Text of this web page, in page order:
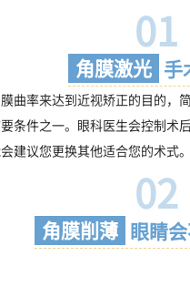
01
角膜激光 手
曲率来达到近视矫正的目的
条件之一。眼科医生会控制
建议您更换其他适合您的术式。
02
角膜削薄 眼睛